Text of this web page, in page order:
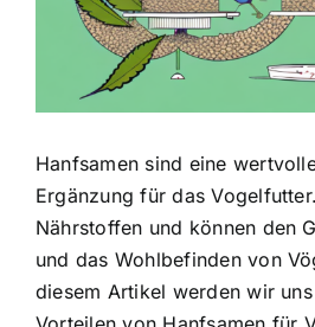
Hanfsamen sind eine
Ergänzung für das
Nährstoffen und können den
und das Wohlbefinden von
diesem Artikel werden wir